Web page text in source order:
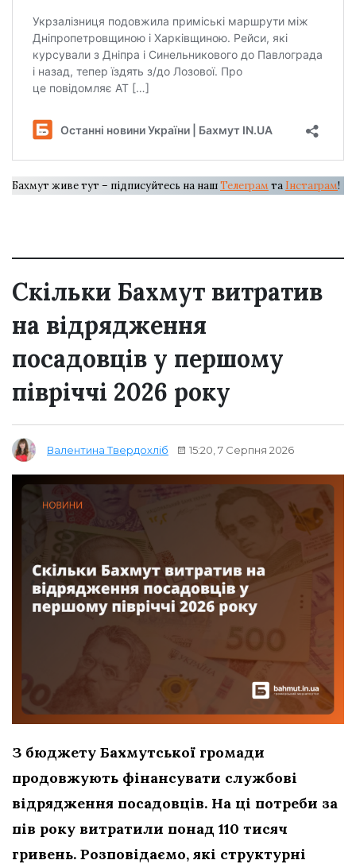
Бахмут живе тут – підписуйтесь на нашТелеграм та Інстаграм!
Скільки Бахмут витратив
на відрядження
посадовців у першому
півріччі 2026 року
Валентина Твердохліб 15:20, 7 Серпня 2026
З бюджету Бахмутської громади
продовжують фінансувати службові
відрядження посадовців. На ці потреби за
пів року витратили понад 110 тисяч
гривень. Розповідаємо, які структурні